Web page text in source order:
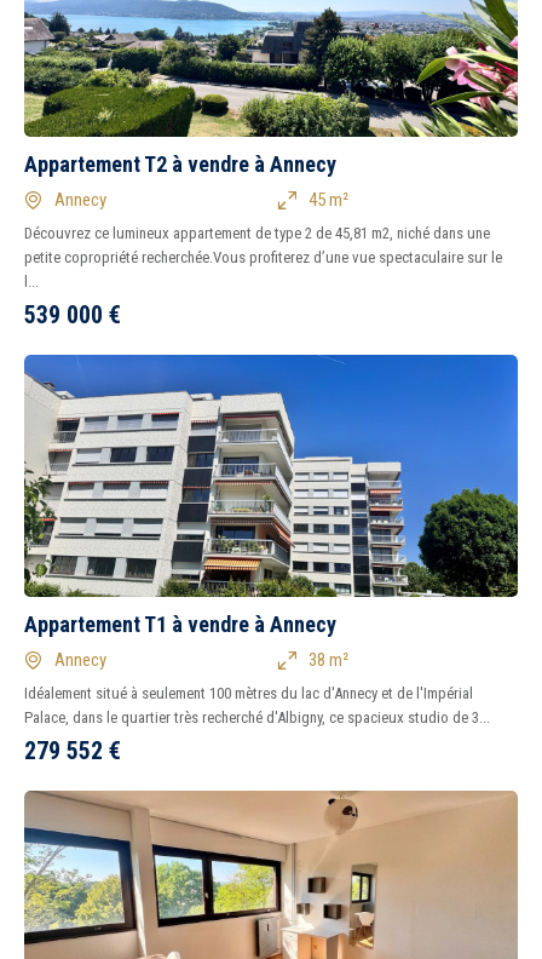
Appartement T2 à vendre à Annecy
Annecy 45 m²
Découvrez ce lumineux appartement de type 2 de 45,81 m2, niché dans une
petite copropriété recherchée.Vous profiterez d’une vue spectaculaire sur le
l...
539 000 €
Appartement T1 à vendre à Annecy
Annecy 38 m²
Idéalement situé à seulement 100 mètres du lac d'Annecy et de l'Impérial
Palace, dans le quartier très recherché d'Albigny, ce spacieux studio de 3...
279 552 €